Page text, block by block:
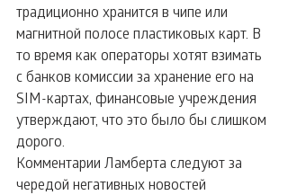
традиционно хранится в чипе или
магнитной полосе пластиковых карт. В
то время как операторы хотят взимать
с банков комиссии за хранение его на
SIM-картах, финансовые учреждения
утверждают, что это было бы слишком
дорого.
Комментарии Ламберта следуют за
чередой негативных новостей